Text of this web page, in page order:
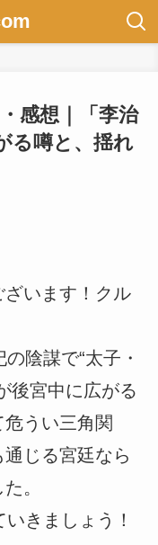
感想｜「李治
る噂と、揺れ
います！クル
陰謀で“太子・
後宮中に広がる
うい三角関
じる宮廷なら
。
きましょう！